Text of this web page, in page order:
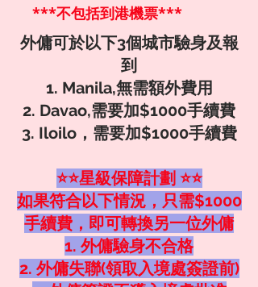
***不包括到港機票***
外傭可於以下3個城市驗身及報
到
1. Manila,無需額外費用
2. Davao,需要加$1000手續費
3. Iloilo，需要加$1000手續費
⭐⭐星級保障計劃 ⭐⭐
如果符合以下情況，只需$1000
手續費，即可轉換另一位外傭
1. 外傭驗身不合格
2. 外傭失聯(領取入境處簽證前)